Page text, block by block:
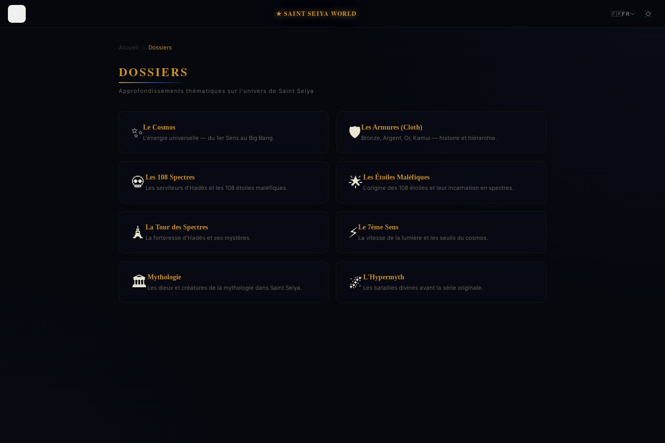
★ SAINT SEIYA WORLD 🇫🇷FR
Accueil › Dossiers
DOSSIERS
Approfondissements thématiques sur l'univers de Saint Seiya
✨Le Cosmos
L'énergie universelle — du 1er Sens au Big Bang. 🛡️Les Armures (Cloth)
Bronze, Argent, Or, Kamui — histoire et hiérarchie.
💀Les 108 Spectres
Les serviteurs d'Hadès et les 108 étoiles maléfiques. 🌟Les Étoiles Maléfiques
L'origine des 108 étoiles et leur incarnation en spectres.
🗼 La Tour des Spectres
La forteresse d'Hadès et ses mystères. ⚡Le 7ème Sens
La vitesse de la lumière et les seuils du cosmos.
🏛️Mythologie
Les dieux et créatures de la mythologie dans Saint Seiya. 🌌L'Hypermyth
Les batailles divines avant la série originale.